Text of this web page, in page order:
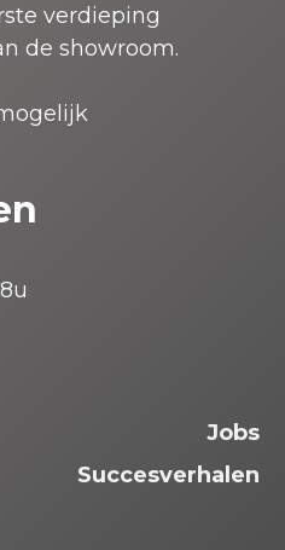
verdieping
de showroom.
Jobs
Succesverhalen